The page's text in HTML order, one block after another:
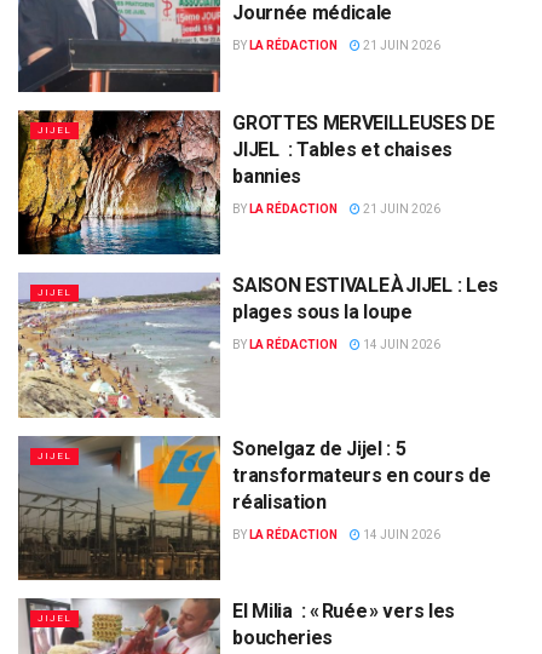
Journée médicale
BY LA RÉDACTION 21 JUIN 2026
JIJEL
GROTTES MERVEILLEUSES DE
JIJEL : Tables et chaises
bannies
BY LA RÉDACTION 21 JUIN 2026
JIJEL
SAISON ESTIVALE À JIJEL : Les
plages sous la loupe
BY LA RÉDACTION 14 JUIN 2026
JIJEL
Sonelgaz de Jijel : 5
transformateurs en cours de
réalisation
BY LA RÉDACTION 14 JUIN 2026
JIJEL
El Milia : « Ruée » vers les
boucheries